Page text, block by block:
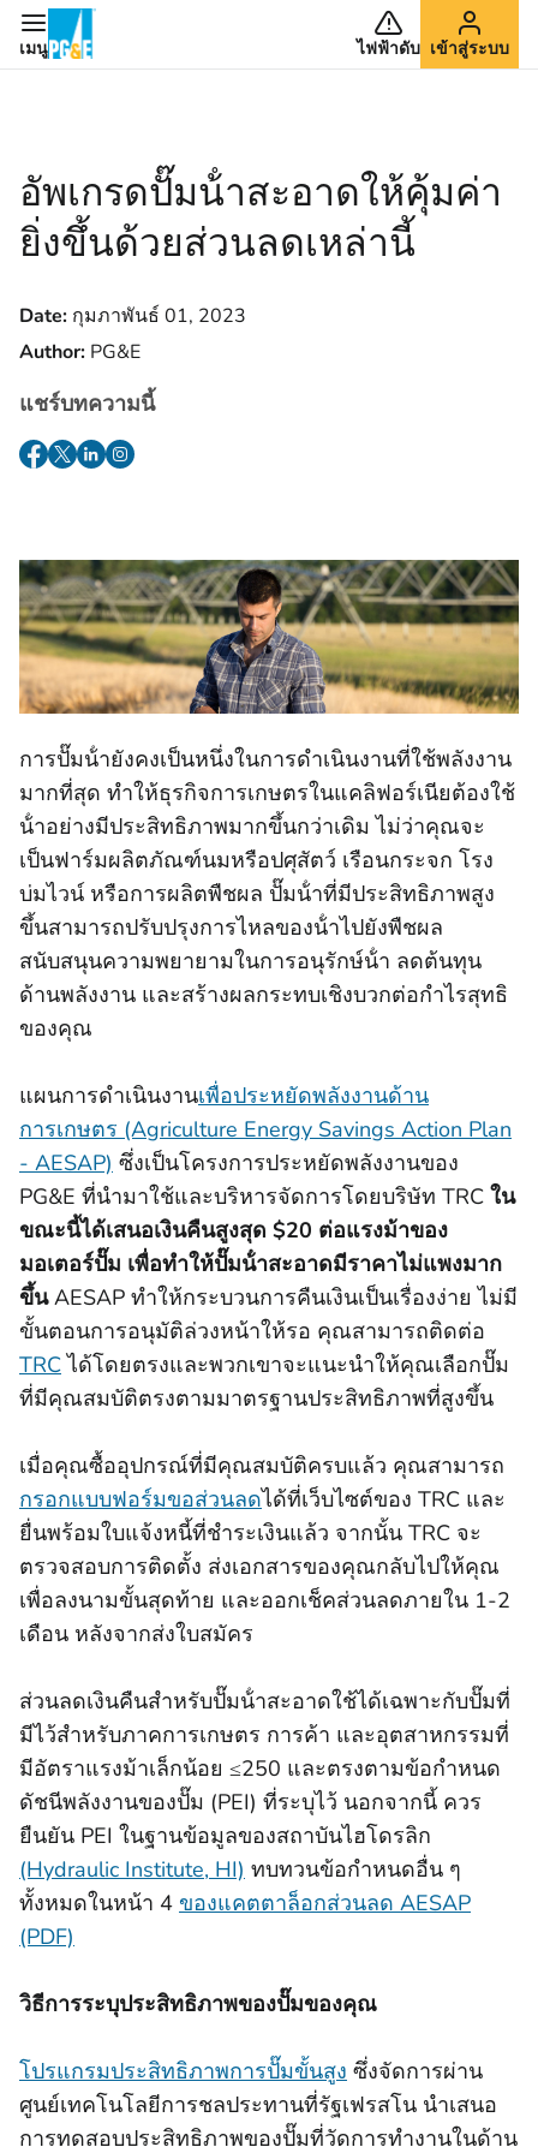
เมนู ไฟฟ้าดับ เข้าสู่ระบบ
อัพเกรดปั๊มน้ําสะอาดให้คุ้มค่า
ยิ่งขึ้นด้วยส่วนลดเหล่านี้
Date: กุมภาพันธ์ 01, 2023
Author: PG&E
แชร์บทความนี้
การปั๊มน้ํายังคงเป็นหนึ่งในการดําเนินงานที่ใช้พลังงาน
มากที่สุด ทําให้ธุรกิจการเกษตรในแคลิฟอร์เนียต้องใช้
น้ําอย่างมีประสิทธิภาพมากขึ้นกว่าเดิม ไม่ว่าคุณจะ
เป็นฟาร์มผลิตภัณฑ์นมหรือปศุสัตว์ เรือนกระจก โรง
บ่มไวน์ หรือการผลิตพืชผล ปั๊มน้ําที่มีประสิทธิภาพสูง
ขึ้นสามารถปรับปรุงการไหลของน้ําไปยังพืชผล
สนับสนุนความพยายามในการอนุรักษ์น้ํา ลดต้นทุน
ด้านพลังงาน และสร้างผลกระทบเชิงบวกต่อกําไรสุทธิ
ของคุณ
แผนการดําเนินงานเพื่อประหยัดพลังงานด้าน
การเกษตร (Agriculture Energy Savings Action Plan
- AESAP) ซึ่งเป็นโครงการประหยัดพลังงานของ
PG&E ที่นํามาใช้และบริหารจัดการโดยบริษัท TRC ใน
ขณะนี้ได้เสนอเงินคืนสูงสุด $20 ต่อแรงม้าของ
มอเตอร์ปั๊ม เพื่อทําให้ปั๊มน้ําสะอาดมีราคาไม่แพงมาก
ขึ้นAESAP ทําให้กระบวนการคืนเงินเป็นเรื่องง่าย ไม่มี
ขั้นตอนการอนุมัติล่วงหน้าให้รอ คุณสามารถติดต่อ
TRCได้โดยตรงและพวกเขาจะแนะนําให้คุณเลือกปั๊ม
ที่มีคุณสมบัติตรงตามมาตรฐานประสิทธิภาพที่สูงขึ้น
เมื่อคุณซื้ออุปกรณ์ที่มีคุณสมบัติครบแล้ว คุณสามารถ
กรอกแบบฟอร์มขอส่วนลดได้ที่เว็บไซต์ของ TRC และ
ยื่นพร้อมใบแจ้งหนี้ที่ชําระเงินแล้ว จากนั้น TRC จะ
ตรวจสอบการติดตั้ง ส่งเอกสารของคุณกลับไปให้คุณ
เพื่อลงนามขั้นสุดท้าย และออกเช็คส่วนลดภายใน 1-2
เดือน หลังจากส่งใบสมัคร
ส่วนลดเงินคืนสําหรับปั๊มน้ําสะอาดใช้ได้เฉพาะกับปั๊มที่
มีไว้สําหรับภาคการเกษตร การค้า และอุตสาหกรรมที่
มีอัตราแรงม้าเล็กน้อย ≤250 และตรงตามข้อกําหนด
ดัชนีพลังงานของปั๊ม (PEI) ที่ระบุไว้ นอกจากนี้ ควร
ยืนยัน PEI ในฐานข้อมูลของสถาบันไฮโดรลิก
(Hydraulic Institute, HI) ทบทวนข้อกําหนดอื่น ๆ
ทั้งหมดในหน้า 4 ของแคตตาล็อกส่วนลด AESAP
(PDF)
วิธีการระบุประสิทธิภาพของปั๊มของคุณ
โปรแกรมประสิทธิภาพการปั๊มขั้นสูง ซึ่งจัดการผ่าน
ศูนย์เทคโนโลยีการชลประทานที่รัฐเฟรสโน นําเสนอ
การทดสอบประสิทธิภาพของปั๊มที่วัดการทํางานในด้าน